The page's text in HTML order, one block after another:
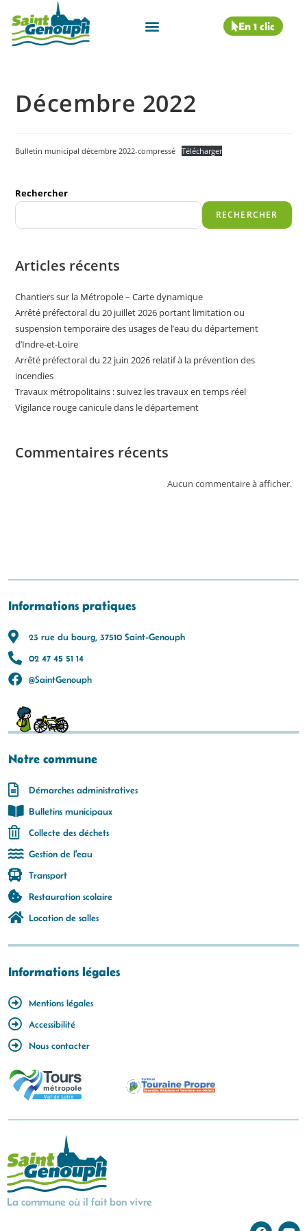
En 1 clic
Décembre 2022
Bulletin municipal décembre 2022-compressé Télécharger
Rechercher
RECHERCHER
Articles récents
Chantiers sur la Métropole – Carte dynamique
Arrêté préfectoral du 20 juillet 2026 portant limitation ou
suspension temporaire des usages de l’eau du département
d’Indre-et-Loire
Arrêté préfectoral du 22 juin 2026 relatif à la prévention des
incendies
Travaux métropolitains : suivez les travaux en temps réel
Vigilance rouge canicule dans le département
Commentaires récents
Aucun commentaire à afficher.
Informations pratiques
23 rue du bourg, 37510 Saint-Genouph
02 47 45 51 14
@SaintGenouph
Notre commune
Démarches administratives
Bulletins municipaux
Collecte des déchets
Gestion de l'eau
Transport
Restauration scolaire
Location de salles
Informations légales
Mentions légales
Accessibilité
Nous contacter
La commune où il fait bon vivre